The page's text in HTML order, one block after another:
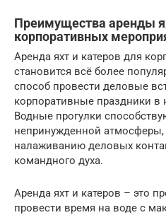
Преимущества аренды
корпоративных
Аренда яхт и катеров для
становится всё более
способ провести деловые
корпоративные праздники в
Водные прогулки
непринужденной атмосферы,
налаживанию деловых
командного духа.
Аренда яхт и катеров – это
провести время на воде с